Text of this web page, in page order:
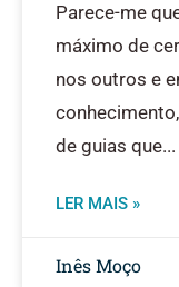
Parece-me
máximo de
nos outros e
de guias que
LER MAIS »
Inês Moço